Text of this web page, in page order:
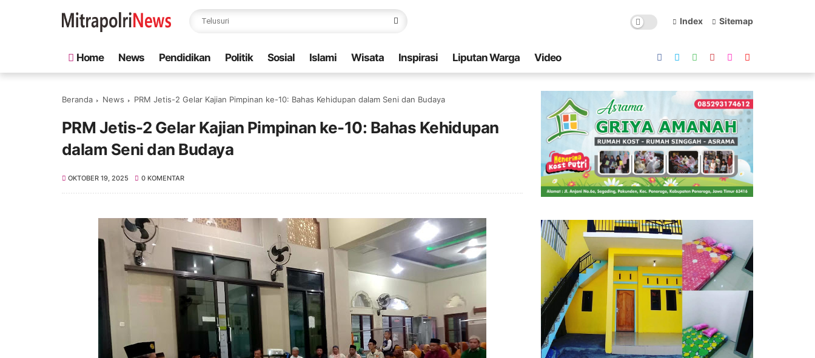
Index Sitemap
Home News Pendidikan Politik Sosial Islami Wisata Inspirasi Liputan Warga Video
Beranda News PRM Jetis-2 Gelar Kajian Pimpinan ke-10: Bahas Kehidupan dalam Seni dan Budaya
PRM Jetis-2 Gelar Kajian Pimpinan ke-10: Bahas Kehidupan
dalam Seni dan Budaya
OKTOBER 19, 2025 0 KOMENTAR